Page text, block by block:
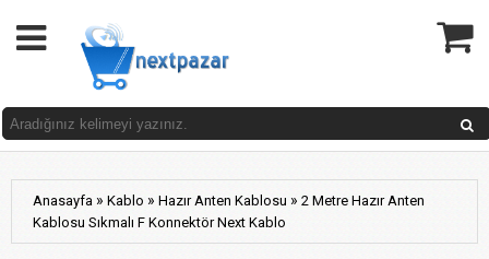
Anasayfa » Kablo » Hazır Anten Kablosu » 2 Metre Hazır Anten
Kablosu Sıkmalı F Konnektör Next Kablo